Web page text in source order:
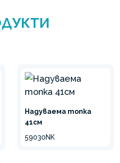
Надуваема топка
41см
59030NK